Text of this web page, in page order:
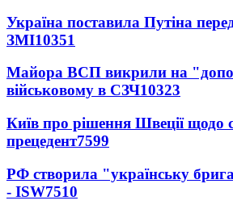
Україна поставила Путіна
ЗМІ10351
Майора ВСП викрили на
військовому в СЗЧ10323
Київ про рішення Швеції щодо
прецедент7599
РФ створила "українську
- ISW7510